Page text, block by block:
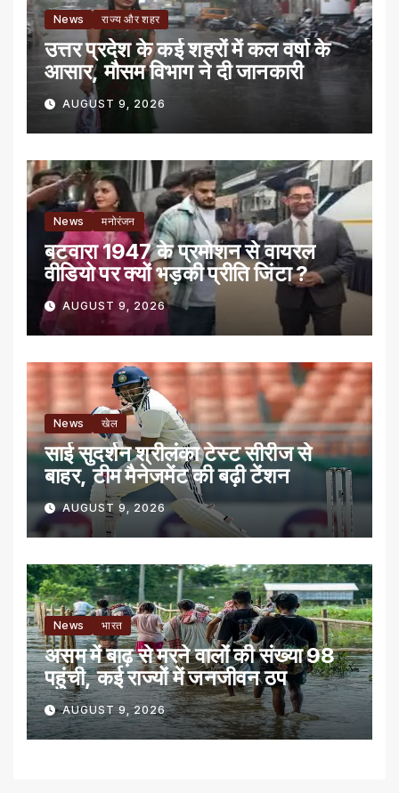
News राज्य और शहर
उत्तर प्रदेश के कई शहरों में कल वर्षा के
आसार, मौसम विभाग ने दी जानकारी
AUGUST 9, 2026
News मनोरंजन
बटवारा 1947 के प्रमोशन से वायरल
वीडियो पर क्यों भड़की प्रीति जिंटा ?
AUGUST 9, 2026
News खेल
साई सुदर्शन श्रीलंका टेस्ट सीरीज से
बाहर, टीम मैनेजमेंट की बढ़ी टेंशन
AUGUST 9, 2026
News भारत
असम में बाढ़ से मरने वालों की संख्या 98
पहुंची, कई राज्यों में जनजीवन ठप
AUGUST 9, 2026